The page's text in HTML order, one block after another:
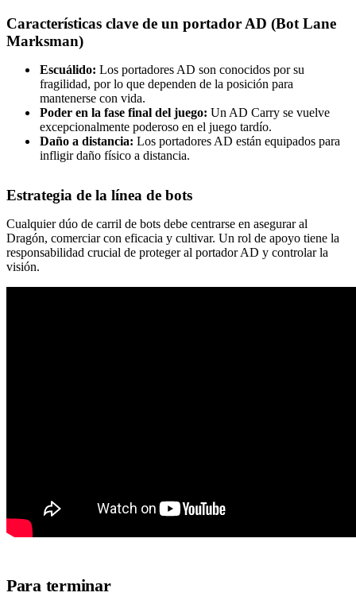
Características clave de un portador AD (Bot Lane
Marksman)
Escuálido: Los portadores AD son conocidos por su
fragilidad, por lo que dependen de la posición para
mantenerse con vida.
Poder en la fase final del juego: Un AD Carry se vuelve
excepcionalmente poderoso en el juego tardío.
Daño a distancia: Los portadores AD están equipados para
infligir daño físico a distancia.
Estrategia de la línea de bots
Cualquier dúo de carril de bots debe centrarse en asegurar al
Dragón, comerciar con eficacia y cultivar. Un rol de apoyo tiene la
responsabilidad crucial de proteger al portador AD y controlar la
visión.
Para terminar